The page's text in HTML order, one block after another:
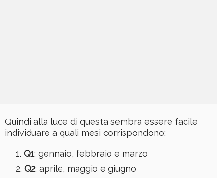
Quindi alla luce di questa sembra essere facile
individuare a quali mesi corrispondono:
Q1: gennaio, febbraio e marzo
Q2: aprile, maggio e giugno